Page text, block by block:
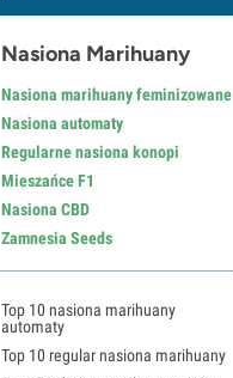
Nasiona Marihuany
Nasiona marihuany feminizowane
Nasiona automaty
Regularne nasiona konopi
Mieszańce F1
Nasiona CBD
Zamnesia Seeds
Top 10 nasiona marihuany
automaty
Top 10 regular nasiona marihuany